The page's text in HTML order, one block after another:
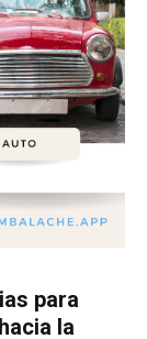
para
la